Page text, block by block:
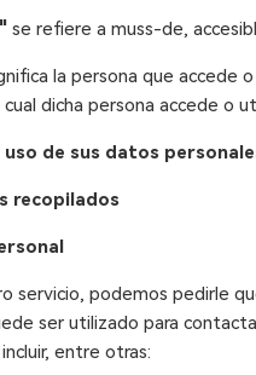
se refiere a muss-de,
la persona que accede
dicha persona accede o
uso de sus datos
recopilados
servicio, podemos pedirle
ser utilizado para
entre otras: